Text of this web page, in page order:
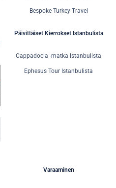
Bespoke Turkey Travel
Päivittäiset Kierrokset Istanbulista
Cappadocia -matka Istanbulista
Ephesus Tour Istanbulista
Varaaminen